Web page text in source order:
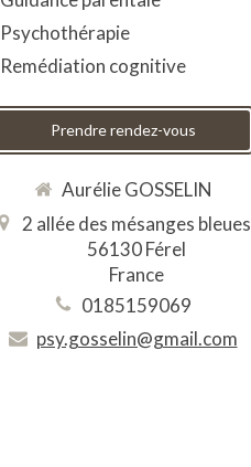
Psychothérapie
Remédiation cognitive
Prendre rendez-vous
Aurélie GOSSELIN
2 allée des mésanges bleues
56130Férel
France
0185159069
psy.gosselin@gmail.com